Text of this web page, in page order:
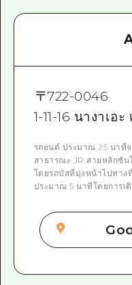
〒722-0046
1-11-16 นางาเอ
รถยนต์ ประมาณ 25 นาที
สาธารณะ JR สายหลักซั
โดยรถบัสที่มุ่งหน้าไปทาง
ประมาณ 5 นาทีโดยการเ